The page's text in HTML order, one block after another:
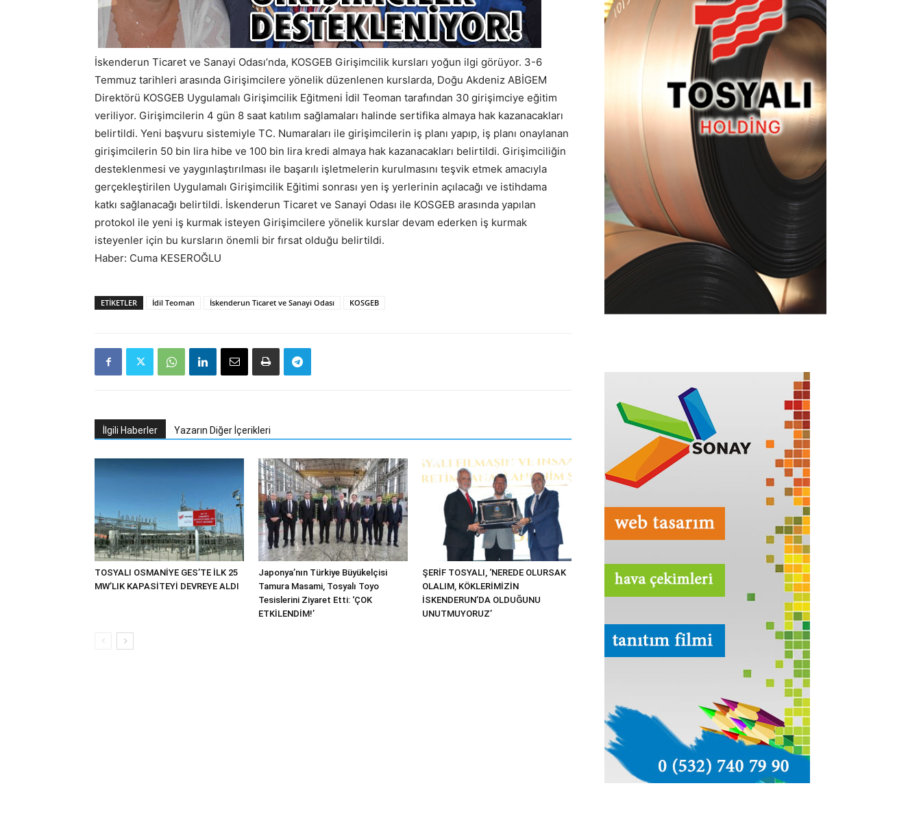
İskenderun Ticaret ve Sanayi Odası’nda, KOSGEB Girişimcilik kursları yoğun ilgi görüyor. 3-6
Temmuz tarihleri arasında Girişimcilere yönelik düzenlenen kurslarda, Doğu Akdeniz ABİGEM
Direktörü KOSGEB Uygulamalı Girişimcilik Eğitmeni İdil Teoman tarafından 30 girişimciye eğitim
veriliyor. Girişimcilerin 4 gün 8 saat katılım sağlamaları halinde sertifika almaya hak kazanacakları
belirtildi. Yeni başvuru sistemiyle TC. Numaraları ile girişimcilerin iş planı yapıp, iş planı onaylanan
girişimcilerin 50 bin lira hibe ve 100 bin lira kredi almaya hak kazanacakları belirtildi. Girişimciliğin
desteklenmesi ve yaygınlaştırılması ile başarılı işletmelerin kurulmasını teşvik etmek amacıyla
gerçekleştirilen Uygulamalı Girişimcilik Eğitimi sonrası yen iş yerlerinin açılacağı ve istihdama
katkı sağlanacağı belirtildi. İskenderun Ticaret ve Sanayi Odası ile KOSGEB arasında yapılan
protokol ile yeni iş kurmak isteyen Girişimcilere yönelik kurslar devam ederken iş kurmak
isteyenler için bu kursların önemli bir fırsat olduğu belirtildi.
Haber: Cuma KESEROĞLU
ETIKETLER İdil Teoman İskenderun Ticaret ve Sanayi Odası KOSGEB
İlgili Haberler Yazarın Diğer İçerikleri
TOSYALI OSMANİYE GES’TE İLK 25
MW’LIK KAPASİTEYİ DEVREYE ALDI
Japonya’nın Türkiye Büyükelçisi
Tamura Masami, Tosyalı Toyo
Tesislerini Ziyaret Etti: ‘ÇOK
ETKİLENDİM!’
ŞERİF TOSYALI, ‘NEREDE OLURSAK
OLALIM, KÖKLERİMİZİN
İSKENDERUN’DA OLDUĞUNU
UNUTMUYORUZ’